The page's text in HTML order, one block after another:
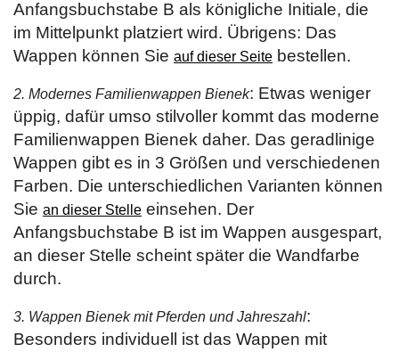
Anfangsbuchstabe B als königliche Initiale, die
im Mittelpunkt platziert wird. Übrigens: Das
Wappen können Sie auf dieser Seite bestellen.
2. Modernes Familienwappen Bienek: Etwas weniger
üppig, dafür umso stilvoller kommt das moderne
Familienwappen Bienek daher. Das geradlinige
Wappen gibt es in 3 Größen und verschiedenen
Farben. Die unterschiedlichen Varianten können
Sie an dieser Stelle einsehen. Der
Anfangsbuchstabe B ist im Wappen ausgespart,
an dieser Stelle scheint später die Wandfarbe
durch.
3. Wappen Bienek mit Pferden und Jahreszahl:
Besonders individuell ist das Wappen mit